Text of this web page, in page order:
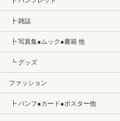
┣ 雑誌
┣ 写真集●ムック●書籍 他
┗ グッズ
ファッション
┣ パンフ●カード●ポスター他